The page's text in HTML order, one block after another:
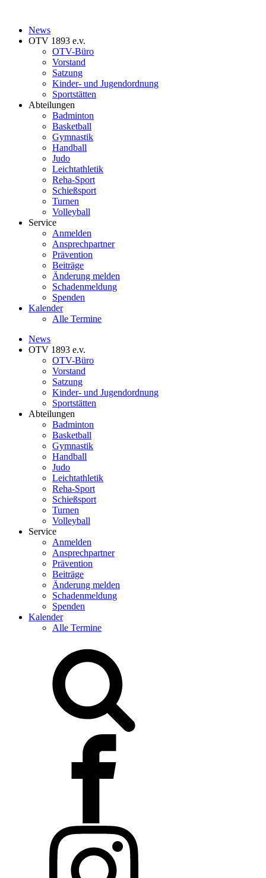
News
OTV 1893 e.v.
OTV-Büro
Vorstand
Satzung
Kinder- und Jugendordnung
Sportstätten
Abteilungen
Badminton
Basketball
Gymnastik
Handball
Judo
Leichtathletik
Reha-Sport
Schießsport
Turnen
Volleyball
Service
Anmelden
Ansprechpartner
Prävention
Beiträge
Änderung melden
Schadenmeldung
Spenden
Kalender
Alle Termine
News
OTV 1893 e.v.
OTV-Büro
Vorstand
Satzung
Kinder- und Jugendordnung
Sportstätten
Abteilungen
Badminton
Basketball
Gymnastik
Handball
Judo
Leichtathletik
Reha-Sport
Schießsport
Turnen
Volleyball
Service
Anmelden
Ansprechpartner
Prävention
Beiträge
Änderung melden
Schadenmeldung
Spenden
Kalender
Alle Termine